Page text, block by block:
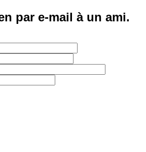
par e-mail à un ami.